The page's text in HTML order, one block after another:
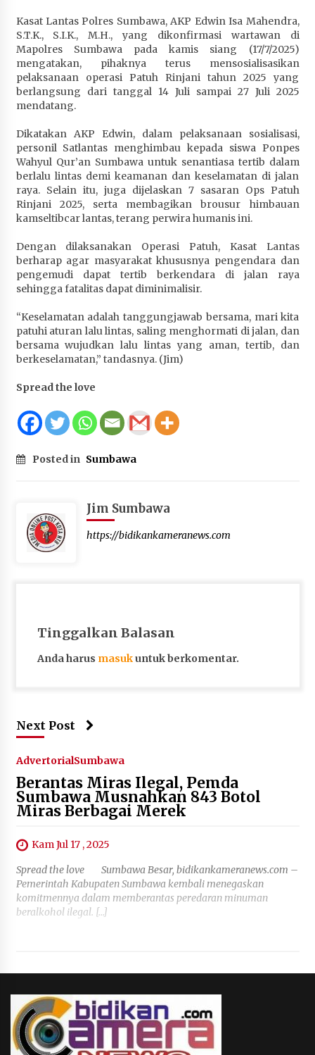
Kasat Lantas Polres Sumbawa, AKP Edwin Isa Mahendra,
S.T.K., S.I.K., M.H., yang dikonfirmasi wartawan di
Mapolres Sumbawa pada kamis siang (17/7/2025)
mengatakan, pihaknya terus mensosialisasikan
pelaksanaan operasi Patuh Rinjani tahun 2025 yang
berlangsung dari tanggal 14 Juli sampai 27 Juli 2025
mendatang.
Dikatakan AKP Edwin, dalam pelaksanaan sosialisasi,
personil Satlantas menghimbau kepada siswa Ponpes
Wahyul Qur’an Sumbawa untuk senantiasa tertib dalam
berlalu lintas demi keamanan dan keselamatan di jalan
raya. Selain itu, juga dijelaskan 7 sasaran Ops Patuh
Rinjani 2025, serta membagikan brousur himbauan
kamseltibcar lantas, terang perwira humanis ini.
Dengan dilaksanakan Operasi Patuh, Kasat Lantas
berharap agar masyarakat khususnya pengendara dan
pengemudi dapat tertib berkendara di jalan raya
sehingga fatalitas dapat diminimalisir.
“Keselamatan adalah tanggungjawab bersama, mari kita
patuhi aturan lalu lintas, saling menghormati di jalan, dan
bersama wujudkan lalu lintas yang aman, tertib, dan
berkeselamatan,” tandasnya. (Jim)
Spread the love
Posted in Sumbawa
Jim Sumbawa
https://bidikankameranews.com
Tinggalkan Balasan
Anda harus masukuntuk berkomentar.
Next Post
AdvertorialSumbawa
Berantas Miras Ilegal, Pemda
Sumbawa Musnahkan 843 Botol
Miras Berbagai Merek
Kam Jul 17 , 2025
Spread the love ‎ ‎Sumbawa Besar, bidikankameranews.com –
Pemerintah Kabupaten Sumbawa kembali menegaskan
komitmennya dalam memberantas peredaran minuman
beralkohol ilegal. […]